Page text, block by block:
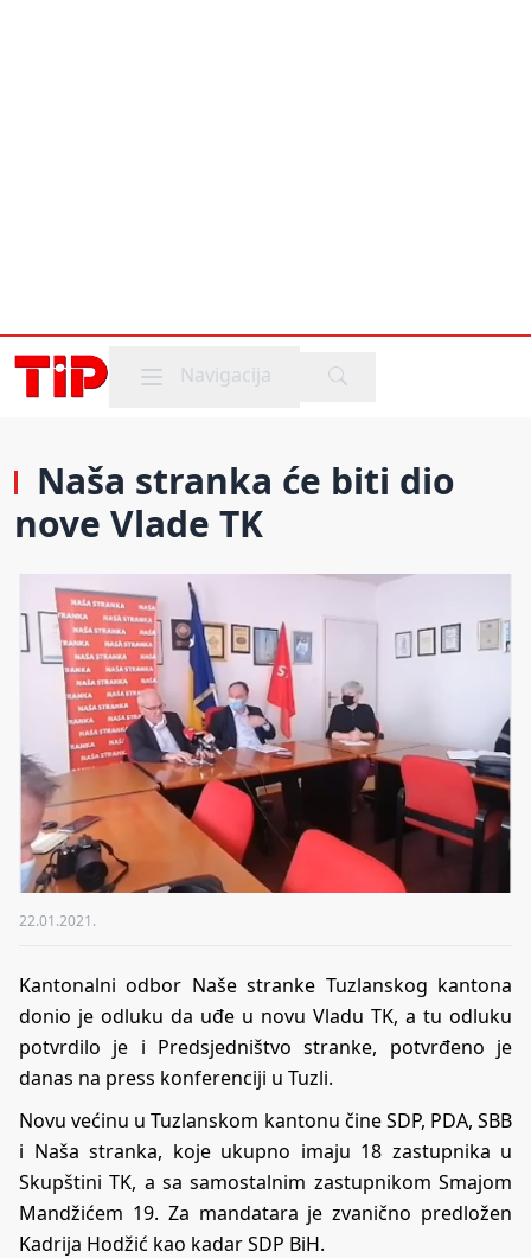
Mobile menu
Navigacija
Naša stranka će biti dio
nove Vlade TK
22.01.2021.
Kantonalni odbor Naše stranke Tuzlanskog kantona
donio je odluku da uđe u novu Vladu TK, a tu odluku
potvrdilo je i Predsjedništvo stranke, potvrđeno je
danas na press konferenciji u Tuzli.
Novu većinu u Tuzlanskom kantonu čine SDP, PDA, SBB
i Naša stranka, koje ukupno imaju 18 zastupnika u
Skupštini TK, a sa samostalnim zastupnikom Smajom
Mandžićem 19. Za mandatara je zvanično predložen
Kadrija Hodžić kao kadar SDP BiH.